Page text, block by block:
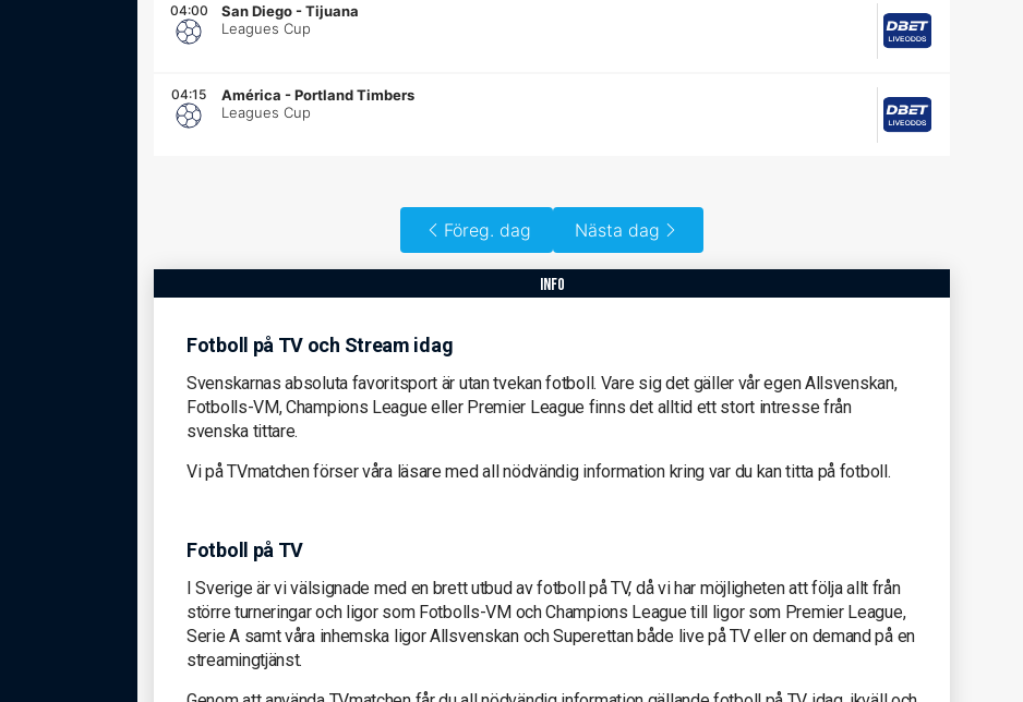
04:00 San Diego -Tijuana
Leagues Cup
04:15 América -Portland Timbers
Leagues Cup
Föreg. dag Nästa dag
info
Fotboll på TV och Stream idag
Svenskarnas absoluta favoritsport är utan tvekan fotboll. Vare sig det gäller vår egen Allsvenskan,
Fotbolls-VM, Champions League eller Premier League finns det alltid ett stort intresse från
svenska tittare.
Vi på TVmatchen förser våra läsare med all nödvändig information kring var du kan titta på fotboll.
Fotboll på TV
I Sverige är vi välsignade med en brett utbud av fotboll på TV, då vi har möjligheten att följa allt från
större turneringar och ligor som Fotbolls-VM och Champions League till ligor som Premier League,
Serie A samt våra inhemska ligor Allsvenskan och Superettan både live på TV eller on demand på en
streamingtjänst.